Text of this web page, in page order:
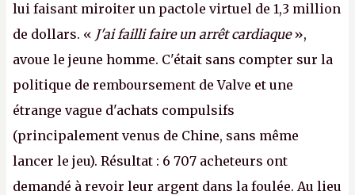
lui faisant miroiter un pactole virtuel de 1,3 million
de dollars. « J'ai failli faire un arrêt cardiaque»,
avoue le jeune homme. C'était sans compter sur la
politique de remboursement de Valve et une
étrange vague d'achats compulsifs
(principalement venus de Chine, sans même
lancer le jeu). Résultat : 6 707 acheteurs ont
demandé à revoir leur argent dans la foulée. Au lieu